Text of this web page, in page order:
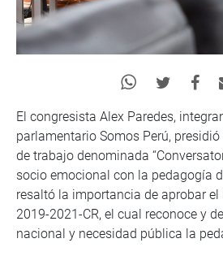
El congresista Alex Paredes,
parlamentario Somos Perú,
de trabajo denominada
socio emocional con la pedagogía
resaltó la importancia de aprobar el
2019-2021-CR, el cual reconoce y
nacional y necesidad pública la